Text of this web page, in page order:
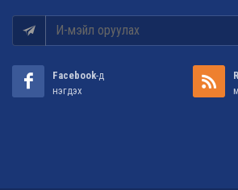
Facebook-д
нэгдэх